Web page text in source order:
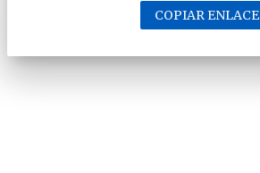
COPIAR ENLACE